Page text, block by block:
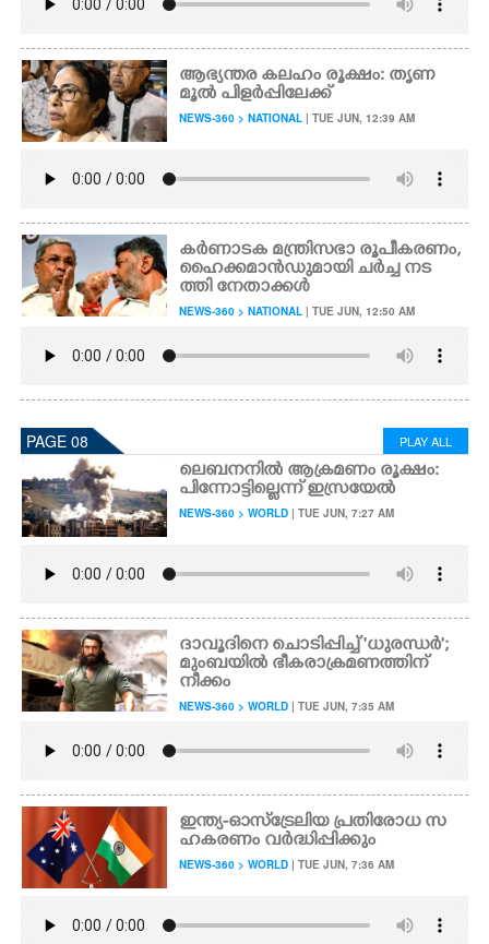
ആഭ്യന്തര കലഹം രൂക്ഷം: തൃണ
മൂൽ പിളർപ്പിലേക്ക്
NEWS-360 > NATIONAL | TUE JUN, 12:39 AM
കർണാടക മന്ത്രിസഭാ രൂപീകരണം,
ഹൈക്കമാൻഡുമായി ചർച്ച നട
ത്തി നേതാക്കൾ
NEWS-360 > NATIONAL | TUE JUN, 12:50 AM
PAGE 08 PLAY ALL
ലെബനനിൽ ആക്രമണം രൂക്ഷം:
പിന്നോട്ടില്ലെന്ന് ഇസ്രയേൽ
NEWS-360 > WORLD | TUE JUN, 7:27 AM
ദാവൂദിനെ ചൊടിപ്പിച്ച് 'ധുരന്ധർ';
മുംബയിൽ ഭീകരാക്രമണത്തിന്
നീക്കം
NEWS-360 > WORLD | TUE JUN, 7:35 AM
ഇന്ത്യ-ഓസ്ട്രേലിയ പ്രതിരോധ സ
ഹകരണം വർദ്ധിപ്പിക്കും
NEWS-360 > WORLD | TUE JUN, 7:36 AM